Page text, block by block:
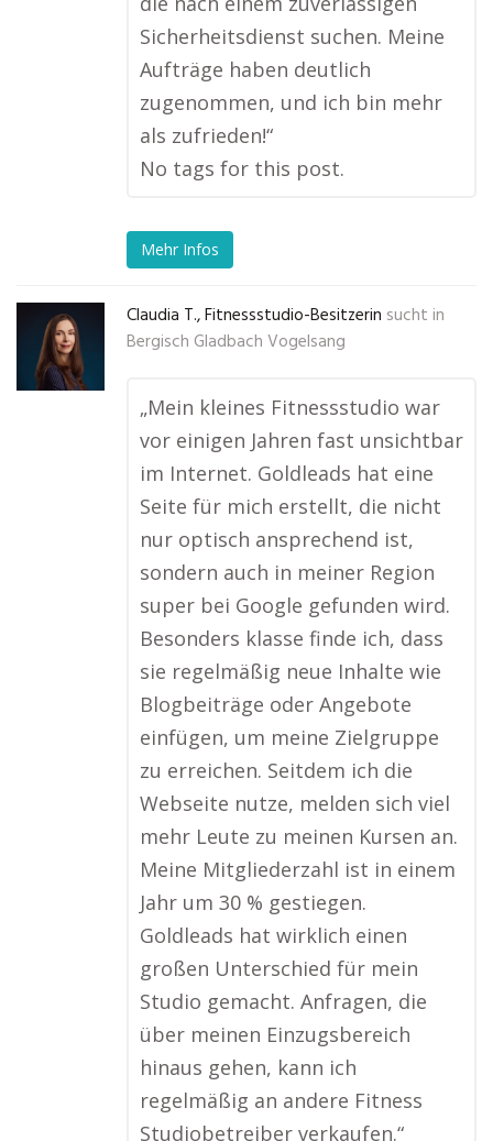
Sicherheitsdienst suchen. Meine
Aufträge haben deutlich
zugenommen, und ich bin mehr
als zufrieden!“
No tags for this post.
Mehr Infos
Claudia T., Fitnessstudio-Besitzerin sucht in
Bergisch Gladbach Vogelsang
„Mein kleines Fitnessstudio war
vor einigen Jahren fast unsichtbar
im Internet. Goldleads hat eine
Seite für mich erstellt, die nicht
nur optisch ansprechend ist,
sondern auch in meiner Region
super bei Google gefunden wird.
Besonders klasse finde ich, dass
sie regelmäßig neue Inhalte wie
Blogbeiträge oder Angebote
einfügen, um meine Zielgruppe
zu erreichen. Seitdem ich die
Webseite nutze, melden sich viel
mehr Leute zu meinen Kursen an.
Meine Mitgliederzahl ist in einem
Jahr um 30 % gestiegen.
Goldleads hat wirklich einen
großen Unterschied für mein
Studio gemacht. Anfragen, die
über meinen Einzugsbereich
hinaus gehen, kann ich
regelmäßig an andere Fitness
Studiobetreiber verkaufen.“